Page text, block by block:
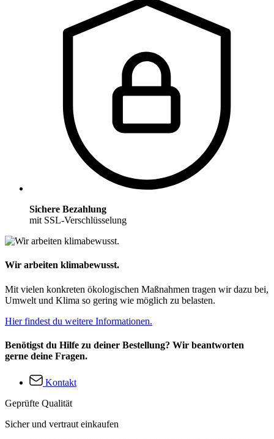
Sichere Bezahlung
mit SSL-Verschlüsselung
Wir arbeiten klimabewusst.
Mit vielen konkreten ökologischen Maßnahmen tragen wir dazu bei,
Umwelt und Klima so gering wie möglich zu belasten.
Hier findest du weitere Informationen.
Benötigst du Hilfe zu deiner Bestellung? Wir beantworten
gerne deine Fragen.
Kontakt
Geprüfte Qualität
Sicher und vertraut einkaufen